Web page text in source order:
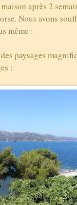
après 2
Nous avons
même :
paysages
: